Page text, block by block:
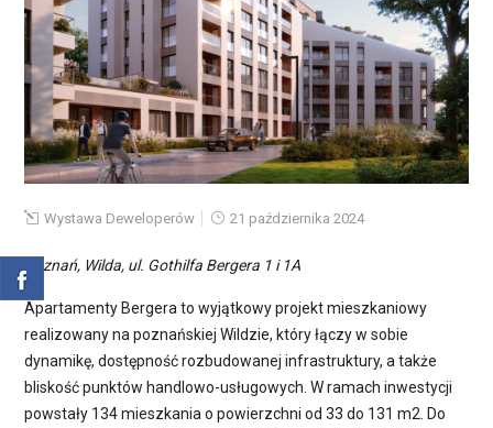
Wystawa Deweloperów 21 października 2024
Poznań, Wilda, ul. Gothilfa Bergera 1 i 1A
Apartamenty Bergera to wyjątkowy projekt mieszkaniowy
realizowany na poznańskiej Wildzie, który łączy w sobie
dynamikę, dostępność rozbudowanej infrastruktury, a także
bliskość punktów handlowo-usługowych. W ramach inwestycji
powstały 134 mieszkania o powierzchni od 33 do 131 m2. Do